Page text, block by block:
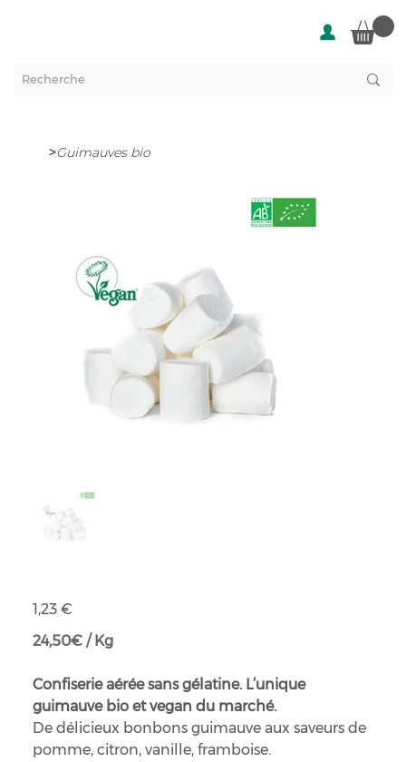
>Guimauves bio
Prix
1,23 €
24,50€ / Kg
Confiserie aérée sans gélatine. L’unique
guimauve bio et vegan du marché.
De délicieux bonbons guimauve aux saveurs de
pomme, citron, vanille, framboise.